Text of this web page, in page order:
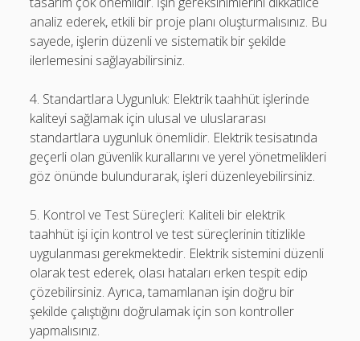
analiz ederek, etkili bir proje planı oluşturmalısınız. Bu
sayede, işlerin düzenli ve sistematik bir şekilde
ilerlemesini sağlayabilirsiniz.
4. Standartlara Uygunluk: Elektrik taahhüt işlerinde
kaliteyi sağlamak için ulusal ve uluslararası
standartlara uygunluk önemlidir. Elektrik tesisatında
geçerli olan güvenlik kurallarını ve yerel yönetmelikleri
göz önünde bulundurarak, işleri düzenleyebilirsiniz.
5. Kontrol ve Test Süreçleri: Kaliteli bir elektrik
taahhüt işi için kontrol ve test süreçlerinin titizlikle
uygulanması gerekmektedir. Elektrik sistemini düzenli
olarak test ederek, olası hataları erken tespit edip
çözebilirsiniz. Ayrıca, tamamlanan işin doğru bir
şekilde çalıştığını doğrulamak için son kontroller
yapmalısınız.